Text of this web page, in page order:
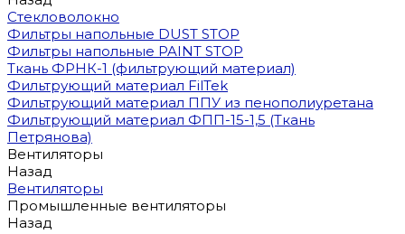
Стекловолокно
Фильтры напольные DUST STOP
Фильтры напольные PAINT STOP
Ткань ФРНК-1 (фильтрующий материал)
Фильтрующий материал FilTek
Фильтрующий материал ППУ из пенополиуретана
Фильтрующий материал ФПП-15-1,5 (Ткань
Петрянова)
Вентиляторы
Назад
Вентиляторы
Промышленные вентиляторы
Назад